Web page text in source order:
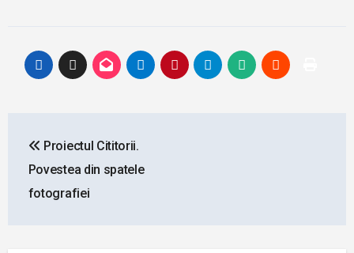
navigation
Proiectul Cititorii.
Povestea din spatele
fotografiei